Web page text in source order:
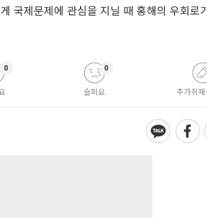
국제문제에 관심을 지닐 때 홍해의 우회로
0
슬퍼요
0
추가취